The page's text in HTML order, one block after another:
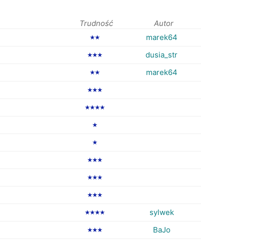
Trudność Autor
★★ marek64
★★★ dusia_str
★★ marek64
★★★
★★★★
★
★
★★★
★★★
★★★
★★★★ sylwek
★★★ BaJo